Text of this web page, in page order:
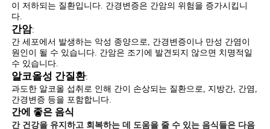
이 저하되는 질환입니다. 간경변증은 간암의 위험을 증가시킵니
다.
간암:
간 세포에서 발생하는 악성 종양으로, 간경변증이나 만성 간염이
원인이 될 수 있습니다. 간암은 조기에 발견되지 않으면 치명적일
수 있습니다.
알코올성 간질환:
과도한 알코올 섭취로 인해 간이 손상되는 질환으로, 지방간, 간염,
간경변증 등을 포함합니다.
간에 좋은 음식
간 건강을 유지하고 회복하는 데 도움을 줄 수 있는 음식들은 다음